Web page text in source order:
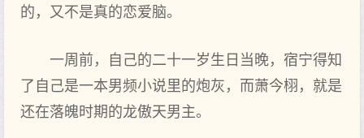
的，又不是真的恋爱脑。
一周前，自己的二十一岁生日当晚，宿宁得知
了自己是一本男频小说里的炮灰，而萧今栩，就是
还在落魄时期的龙傲天男主。